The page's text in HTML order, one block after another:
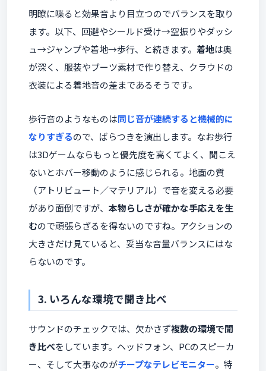
明瞭に喋ると効果音より目立つのでバランスを取り
ます。以下、回避やシールド受け→空振りやダッシ
ュ→ジャンプや着地→歩行、と続きます。 着地は奥
が深く、服装やブーツ素材で作り替え、クラウドの
衣装による着地音の差まであるそうです。
歩行音のようなものは同じ音が連続すると機械的に
なりすぎるので、ばらつきを演出します。なお歩行
は3Dゲームならもっと優先度を高くてよく、聞こえ
ないとホバー移動のように感じられる。地面の質
（アトリビュート／マテリアル）で音を変える必要
があり面倒ですが、 本物らしさが確かな手応えを生
むので頑張らざるを得ないのですね。アクションの
大きさだけ見ていると、妥当な音量バランスにはな
らないのです。
3. いろんな環境で聞き比べ
サウンドのチェックでは、欠かさず複数の環境で聞
き比べをしています。ヘッドフォン、PCのスピーカ
ー、そして大事なのがチープなテレビモニター。特